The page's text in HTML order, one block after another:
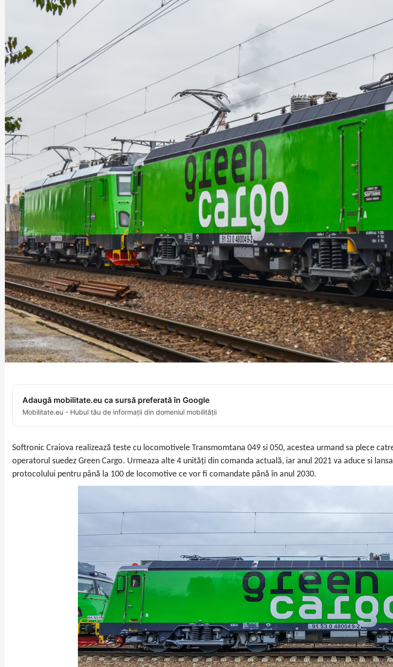
Adaugă mobilitate.eu ca sursă preferată în Google
Mobilitate.eu - Hubul tău de informații din domeniul mobilității
Softronic Craiova realizează teste cu locomotivele Transmomtana 049 si 050, acestea urmand sa plece
operatorul suedez Green Cargo. Urmeaza alte 4 unități din comanda actuală, iar anul 2021 va aduce si
protocolului pentru până la 100 de locomotive ce vor fi comandate până în anul 2030.